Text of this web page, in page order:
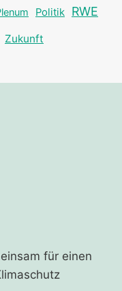
Politik RWE
Zukunft
für einen